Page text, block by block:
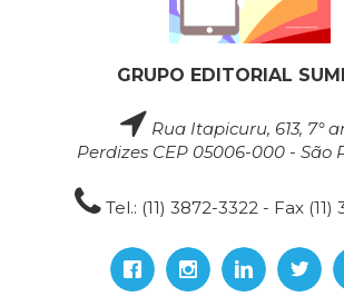
GRUPO EDITORIAL
Rua Itapicuru, 613, 7°
Perdizes CEP 05006-000 - São
Tel.: (11) 3872-3322 - Fax (11)